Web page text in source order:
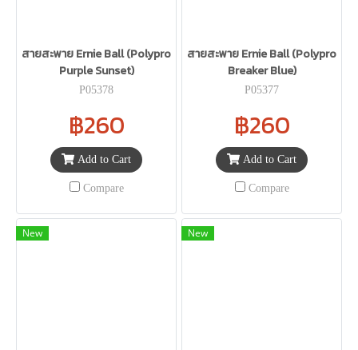
สายสะพาย Ernie Ball (Polypro
Purple Sunset)
P05378
฿260
Add to Cart
Compare
สายสะพาย Ernie Ball (Polypro
Breaker Blue)
P05377
฿260
Add to Cart
Compare
New New